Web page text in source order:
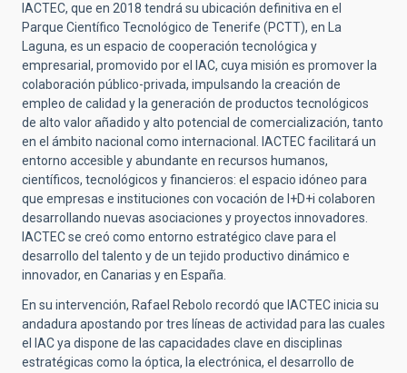
IACTEC, que en 2018 tendrá su ubicación definitiva en el
Parque Científico Tecnológico de Tenerife (PCTT), en La
Laguna, es un espacio de cooperación tecnológica y
empresarial, promovido por el IAC, cuya misión es promover la
colaboración público-privada, impulsando la creación de
empleo de calidad y la generación de productos tecnológicos
de alto valor añadido y alto potencial de comercialización, tanto
en el ámbito nacional como internacional. IACTEC facilitará un
entorno accesible y abundante en recursos humanos,
científicos, tecnológicos y financieros: el espacio idóneo para
que empresas e instituciones con vocación de I+D+i colaboren
desarrollando nuevas asociaciones y proyectos innovadores.
IACTEC se creó como entorno estratégico clave para el
desarrollo del talento y de un tejido productivo dinámico e
innovador, en Canarias y en España.
En su intervención, Rafael Rebolo recordó que IACTEC inicia su
andadura apostando por tres líneas de actividad para las cuales
el IAC ya dispone de las capacidades clave en disciplinas
estratégicas como la óptica, la electrónica, el desarrollo de